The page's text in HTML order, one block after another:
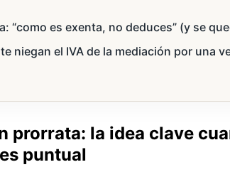
“como es exenta, no deduces” (y se
niegan el IVA de la mediación por una
prorrata: la idea clave
puntual